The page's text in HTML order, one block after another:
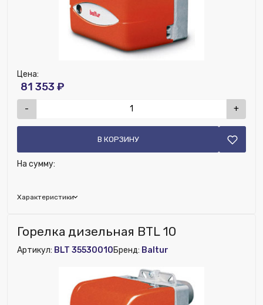
Номенклатура:Горелка дизельная BTL 3
Характеристики
Цена:
81 353 ₽
- +
В КОРЗИНУ
На сумму:
Бренд:
Глубина (мм):280
Топливо:Дизель
Исключить из публикации на веб-витрине mag1c:
Ширина (мм):
Горелка дизельная BTL 10
Артикул: BLT 35530010Бренд: Baltur